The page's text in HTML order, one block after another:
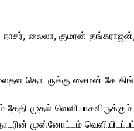
லைலா, குமரன்
தொடருக்கு சைமன் கே கிங்
முதல்
முன்னோட்டம்